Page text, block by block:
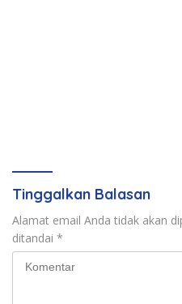
Tinggalkan Balasan
Alamat email Anda tidak akan
ditandai *